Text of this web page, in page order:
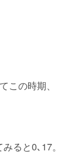
この時期、
ると0､17。